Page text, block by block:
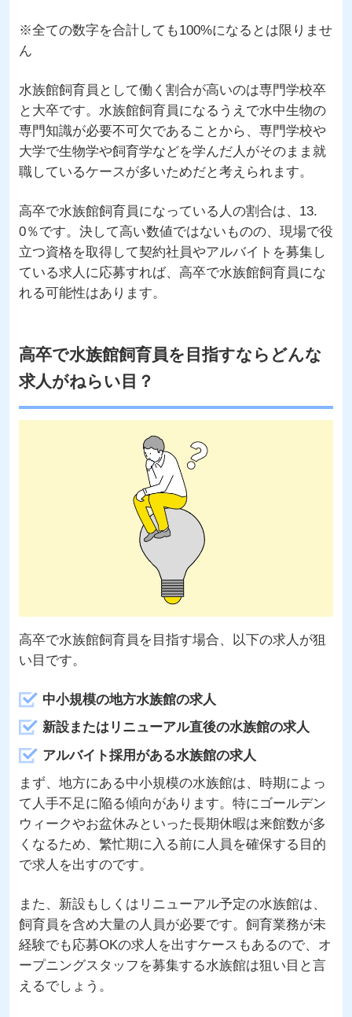
※全ての数字を合計しても100%になるとは限りませ
ん
水族館飼育員として働く割合が高いのは専門学校卒
と大卒です。水族館飼育員になるうえで水中生物の
専門知識が必要不可欠であることから、専門学校や
大学で生物学や飼育学などを学んだ人がそのまま就
職しているケースが多いためだと考えられます。
高卒で水族館飼育員になっている人の割合は、13.
0％です。決して高い数値ではないものの、現場で役
立つ資格を取得して契約社員やアルバイトを募集し
ている求人に応募すれば、高卒で水族館飼育員にな
れる可能性はあります。
高卒で水族館飼育員を目指すならどんな
求人がねらい目？
高卒で水族館飼育員を目指す場合、以下の求人が狙
い目です。
中小規模の地方水族館の求人
新設またはリニューアル直後の水族館の求人
アルバイト採用がある水族館の求人
まず、地方にある中小規模の水族館は、時期によっ
て人手不足に陥る傾向があります。特にゴールデン
ウィークやお盆休みといった長期休暇は来館数が多
くなるため、繁忙期に入る前に人員を確保する目的
で求人を出すのです。
また、新設もしくはリニューアル予定の水族館は、
飼育員を含め大量の人員が必要です。飼育業務が未
経験でも応募OKの求人を出すケースもあるので、オ
ープニングスタッフを募集する水族館は狙い目と言
えるでしょう。